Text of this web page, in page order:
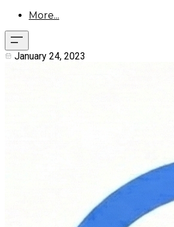
More...
January 24, 2023